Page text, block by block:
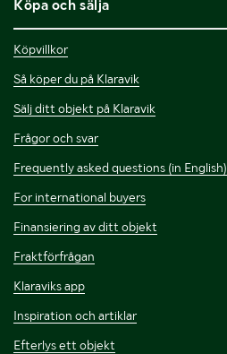
Köpa och sälja
Köpvillkor
Så köper du på Klaravik
Sälj ditt objekt på Klaravik
Frågor och svar
Frequently asked questions (in English)
For international buyers
Finansiering av ditt objekt
Fraktförfrågan
Klaraviks app
Inspiration och artiklar
Efterlys ett objekt